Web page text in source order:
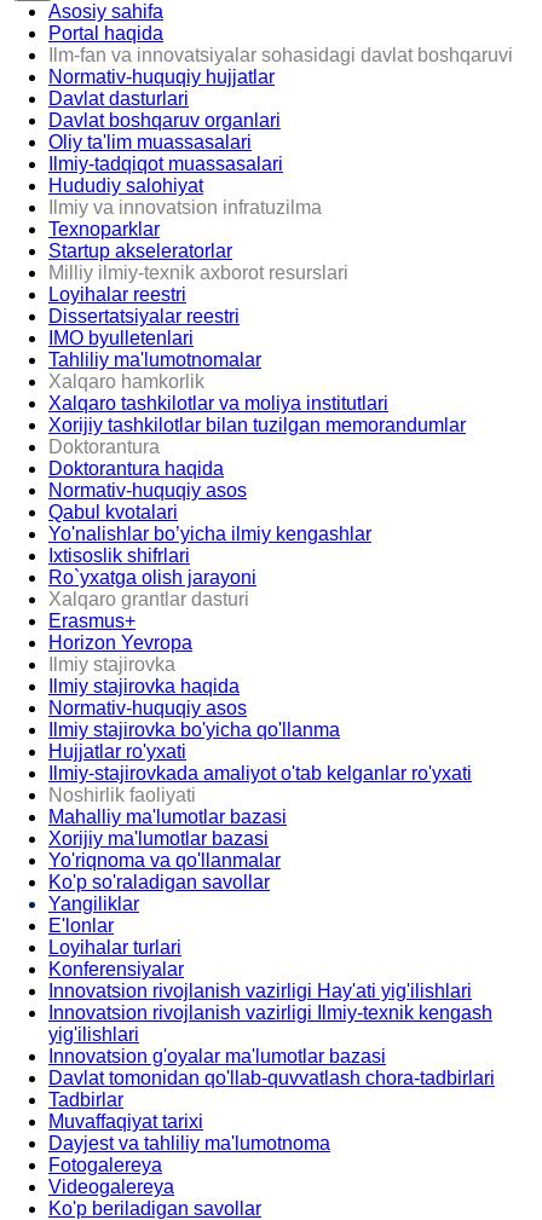
Asosiy sahifa
Portal haqida
Ilm-fan va innovatsiyalar sohasidagi davlat boshqaruvi
Normativ-huquqiy hujjatlar
Davlat dasturlari
Davlat boshqaruv organlari
Oliy ta'lim muassasalari
Ilmiy-tadqiqot muassasalari
Hududiy salohiyat
Ilmiy va innovatsion infratuzilma
Texnoparklar
Startup akseleratorlar
Milliy ilmiy-texnik axborot resurslari
Loyihalar reestri
Dissertatsiyalar reestri
IMO byulletenlari
Tahliliy ma'lumotnomalar
Xalqaro hamkorlik
Xalqaro tashkilotlar va moliya institutlari
Xorijiy tashkilotlar bilan tuzilgan memorandumlar
Doktorantura
Doktorantura haqida
Normativ-huquqiy asos
Qabul kvotalari
Yo'nalishlar bo’yicha ilmiy kengashlar
Ixtisoslik shifrlari
Ro`yxatga olish jarayoni
Xalqaro grantlar dasturi
Erasmus+
Horizon Yevropa
Ilmiy stajirovka
Ilmiy stajirovka haqida
Normativ-huquqiy asos
Ilmiy stajirovka bo'yicha qo'llanma
Hujjatlar ro'yxati
Ilmiy-stajirovkada amaliyot o'tab kelganlar ro'yxati
Noshirlik faoliyati
Mahalliy ma'lumotlar bazasi
Xorijiy ma'lumotlar bazasi
Yo'riqnoma va qo'llanmalar
Ko'p so'raladigan savollar
Yangiliklar
E'lonlar
Loyihalar turlari
Konferensiyalar
Innovatsion rivojlanish vazirligi Hay'ati yig'ilishlari
Innovatsion rivojlanish vazirligi Ilmiy-texnik kengash
yig'ilishlari
Innovatsion g'oyalar ma'lumotlar bazasi
Davlat tomonidan qo'llab-quvvatlash chora-tadbirlari
Tadbirlar
Muvaffaqiyat tarixi
Dayjest va tahliliy ma'lumotnoma
Fotogalereya
Videogalereya
Ko'p beriladigan savollar